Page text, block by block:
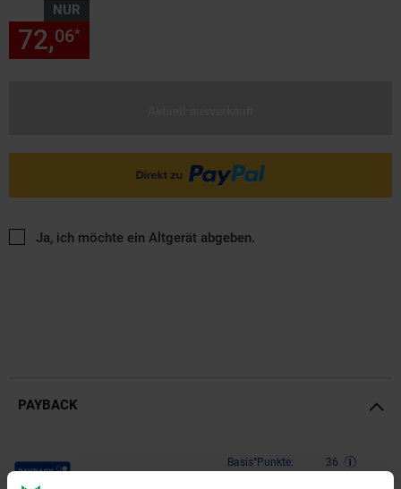
NUR
72,06*
Ja, ich möchte ein Altgerät abgeben.
PAYBACK
Payback Punkte Basis°Punkte:
36